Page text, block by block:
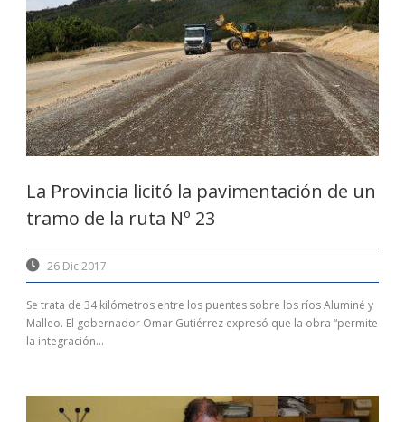
La Provincia licitó la pavimentación de un
tramo de la ruta Nº 23
26 Dic 2017
Se trata de 34 kilómetros entre los puentes sobre los ríos Aluminé y
Malleo. El gobernador Omar Gutiérrez expresó que la obra “permite
la integración...